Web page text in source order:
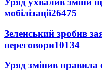
мобілізації26475
Зеленський зробив
переговори10134
Уряд змінив правила